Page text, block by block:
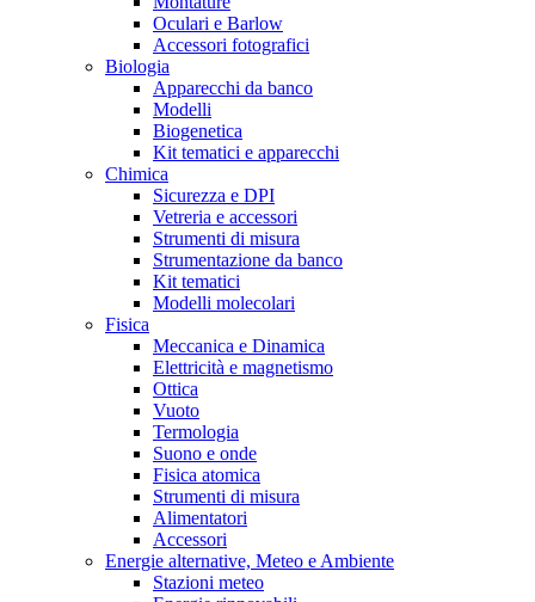
Oculari e Barlow
Accessori fotografici
Biologia
Apparecchi da banco
Modelli
Biogenetica
Kit tematici e apparecchi
Chimica
Sicurezza e DPI
Vetreria e accessori
Strumenti di misura
Strumentazione da banco
Kit tematici
Modelli molecolari
Fisica
Meccanica e Dinamica
Elettricità e magnetismo
Ottica
Vuoto
Termologia
Suono e onde
Fisica atomica
Strumenti di misura
Alimentatori
Accessori
Energie alternative, Meteo e Ambiente
Stazioni meteo